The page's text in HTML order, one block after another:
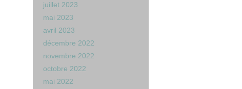
juillet 2023
mai 2023
avril 2023
décembre 2022
novembre 2022
octobre 2022
mai 2022